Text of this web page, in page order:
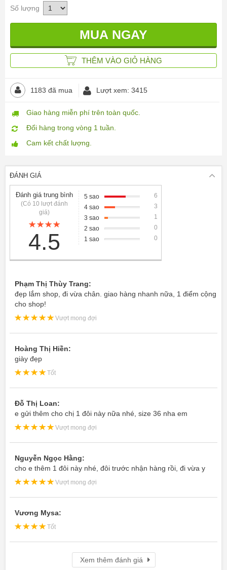
Số lượng
THÊM VÀO GIỎ HÀNG
1183 đã mua Lượt xem: 3415
Giao hàng miễn phí trên toàn quốc.
Đổi hàng trong vòng 1 tuần.
Cam kết chất lượng.
ĐÁNH GIÁ
Đánh giá trung bình
(Có 10 lượt đánh
giá)
4.5
5 sao
6
4 sao
3
3 sao
1
2 sao
0
1 sao
0
Phạm Thị Thùy Trang:
đẹp lắm shop, đi vừa chân. giao hàng nhanh nữa, 1 điểm cộng
cho shop!
Vượt mong đợi
Hoàng Thị Hiền:
giày đẹp
Tốt
Đỗ Thị Loan:
e gửi thêm cho chị 1 đôi này nữa nhé, size 36 nha em
Vượt mong đợi
Nguyễn Ngọc Hằng:
cho e thêm 1 đôi này nhé, đôi trước nhận hàng rồi, đi vừa y
Vượt mong đợi
Vương Mysa:
Tốt
Xem thêm đánh giá